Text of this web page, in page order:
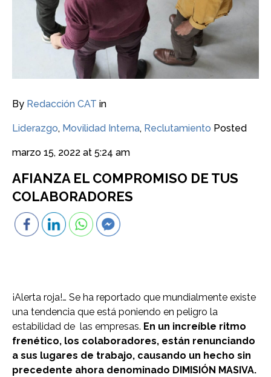
By Redacción CAT in
Liderazgo, Movilidad Interna, Reclutamiento Posted
marzo 15, 2022 at 5:24 am
AFIANZA EL COMPROMISO DE TUS
COLABORADORES
¡Alerta roja!… Se ha reportado que mundialmente existe
una tendencia que está poniendo en peligro la
estabilidad de las empresas. En un increíble ritmo
frenético, los colaboradores, están renunciando
a sus lugares de trabajo, causando un hecho sin
precedente ahora denominado DIMISIÓN MASIVA.